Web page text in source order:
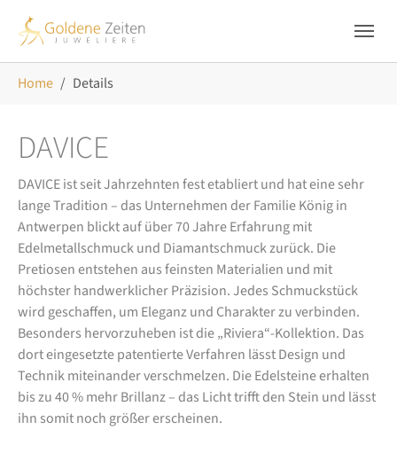
Home Details
DAVICE
DAVICE ist seit Jahrzehnten fest etabliert und hat eine sehr
lange Tradition – das Unternehmen der Familie König in
Antwerpen blickt auf über 70 Jahre Erfahrung mit
Edelmetallschmuck und Diamantschmuck zurück. Die
Pretiosen entstehen aus feinsten Materialien und mit
höchster handwerklicher Präzision. Jedes Schmuckstück
wird geschaffen, um Eleganz und Charakter zu verbinden.
Besonders hervorzuheben ist die „Riviera“-Kollektion. Das
dort eingesetzte patentierte Verfahren lässt Design und
Technik miteinander verschmelzen. Die Edelsteine erhalten
bis zu 40 % mehr Brillanz – das Licht trifft den Stein und lässt
ihn somit noch größer erscheinen.